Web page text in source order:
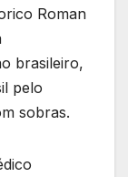
Roman
brasileiro,
pelo
sobras.